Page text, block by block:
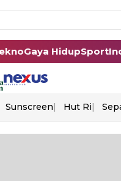
Gaya HidupSport
Sunscreen Hut Ri